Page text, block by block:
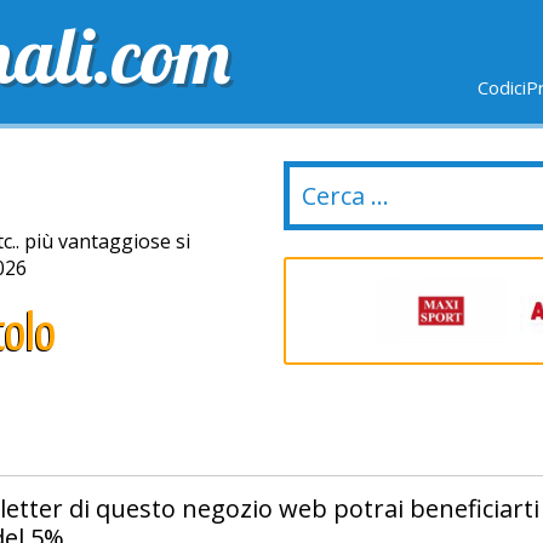
NUOVI NEGOZI
più vantaggiose si
di questo negozio web potrai